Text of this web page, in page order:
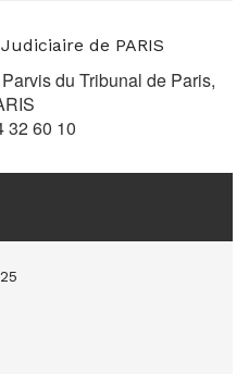
de PARIS
du Tribunal de Paris,
32 60 10